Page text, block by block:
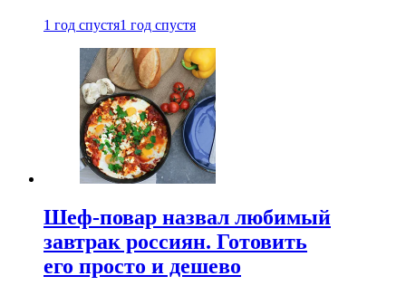
1 год спустя1 год спустя
Шеф-повар назвал любимый
завтрак россиян. Готовить
его просто и дешево